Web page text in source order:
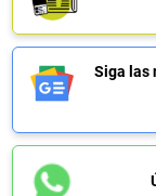
Siga las